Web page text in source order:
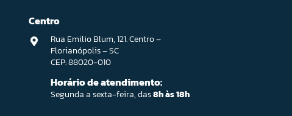
Centro
Rua Emilio Blum, 121. Centro –
Florianópolis – SC
CEP: 88020-010
Horário de atendimento:
Segunda a sexta-feira, das8h às 18h